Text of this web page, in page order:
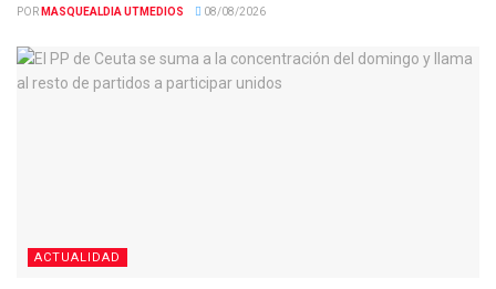
POR MASQUEALDIA UTMEDIOS 08/08/2026
ACTUALIDAD